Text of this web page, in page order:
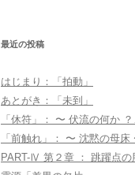
最近の投稿
はじまり：「拍動」
あとがき：「未到」
「休符」： 〜 伏流の何か
「前触れ」： 〜 沈黙の母床
PART-Ⅳ 第２章 ： 跳躍点